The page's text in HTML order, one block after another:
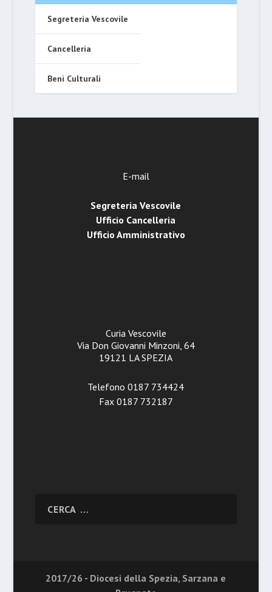
Segreteria Vescovile
Cancelleria
Beni Culturali
E-mail
Segreteria Vescovile
Ufficio Cancelleria
Ufficio Amministrativo
Curia Vescovile
Via Don Giovanni Minzoni, 64
19121 LA SPEZIA
Telefono 0187 734424
Fax 0187 732187
2017/26 - Diocesi della Spezia, Sarzana e